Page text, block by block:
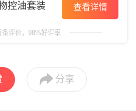
控油套装 查看详情
条评价，98%好评率
 分享